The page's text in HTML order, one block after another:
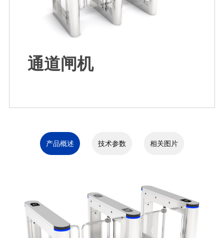
通道闸机
产品概述 技术参数 相关图片